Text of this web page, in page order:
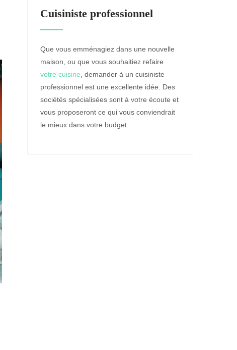
Cuisiniste professionnel
Que vous emménagiez dans une nouvelle
maison, ou que vous souhaitiez refaire
votre cuisine, demander à un cuisiniste
professionnel est une excellente idée. Des
sociétés spécialisées sont à votre écoute et
vous proposeront ce qui vous conviendrait
le mieux dans votre budget.